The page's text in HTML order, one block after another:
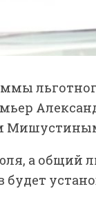
а общий